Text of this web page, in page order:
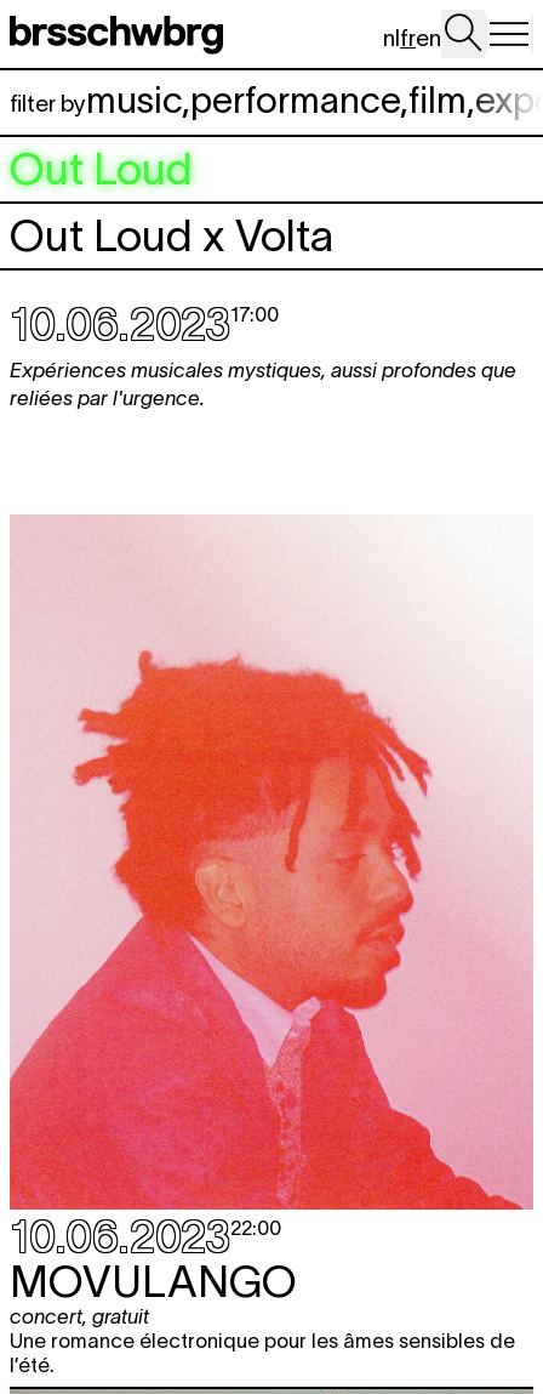
Aller au contenu principal
nlfren
filter bymusic,performance,film,
Out Loud
Out Loud x Volta
10.06.202317:00
Expériences musicales mystiques, aussi profondes que
reliées par l'urgence.
10.06.202322:00
MOVULANGO
concert, gratuit
Une romance électronique pour les âmes sensibles de
l’été.